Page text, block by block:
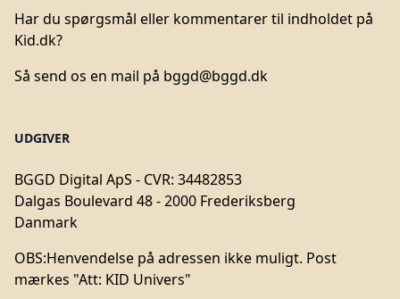
Har du spørgsmål eller kommentarer til indholdet på
Kid.dk?
Så send os en mail på bggd@bggd.dk
UDGIVER
BGGD Digital ApS - CVR: 34482853
Dalgas Boulevard 48 - 2000 Frederiksberg
Danmark
OBS:Henvendelse på adressen ikke muligt. Post
mærkes "Att: KID Univers"